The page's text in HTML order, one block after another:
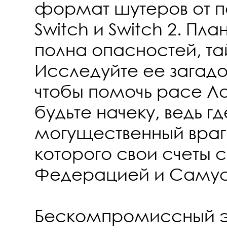
формат шутеров от
Switch и Switch 2.
полна опасностей,
Исследуйте ее
чтобы помочь расе
будьте начеку, ведь
могущественный
которого свои счеты
Федерацией и
Бескомпромиссный